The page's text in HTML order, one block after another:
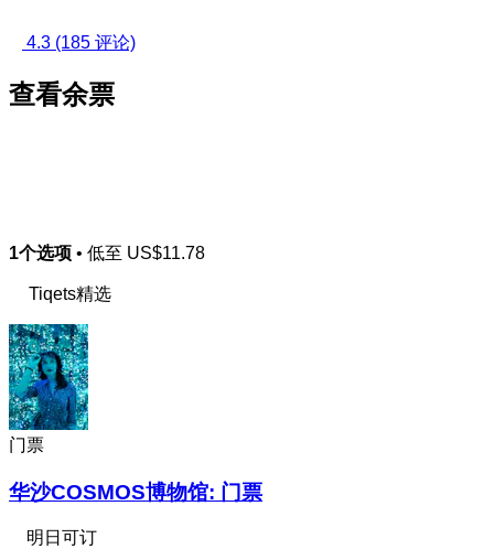
4.3 (185 评论)
查看余票
1个选项 • 低至 US$11.78
Tiqets精选
门票
华沙COSMOS博物馆: 门票
明日可订